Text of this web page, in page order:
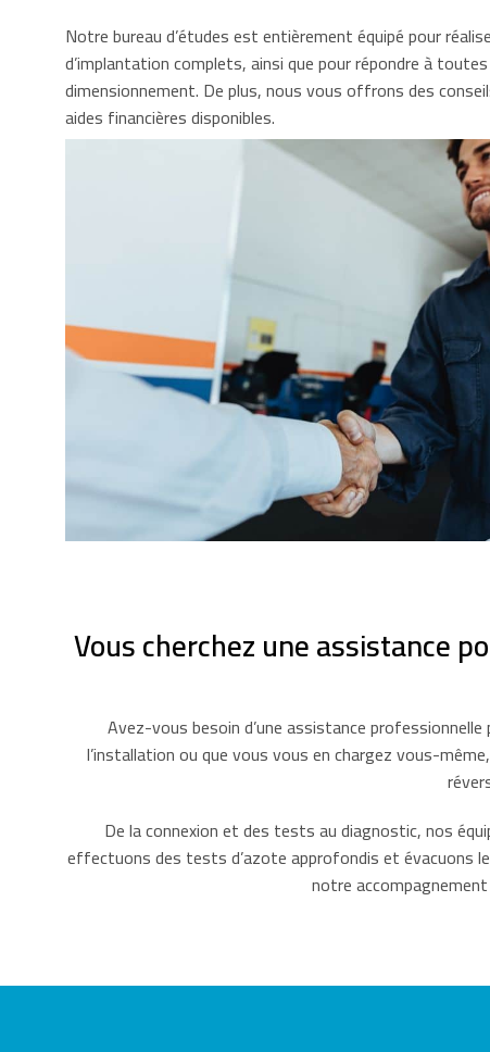
Notre bureau d’études est entièrement équipé pour
d’implantation complets, ainsi que pour répondre à
dimensionnement. De plus, nous vous offrons des
aides financières disponibles.
Vous cherchez une assistance
Avez-vous besoin d’une assistance
l’installation ou que vous vous en chargez vous-
De la connexion et des tests au diagnostic, nos
effectuons des tests d’azote approfondis et évacuons
notre